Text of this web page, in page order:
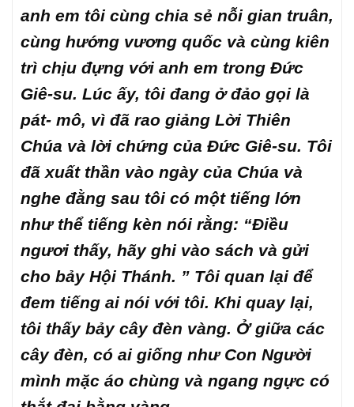
anh em tôi cùng chia sẻ nỗi gian truân,
cùng hướng vương quốc và cùng kiên
trì chịu đựng với anh em trong Đức
Giê-su. Lúc ấy, tôi đang ở đảo gọi là
pát- mô, vì đã rao giảng Lời Thiên
Chúa và lời chứng của Đức Giê-su. Tôi
đã xuất thần vào ngày của Chúa và
nghe đằng sau tôi có một tiếng lớn
như thể tiếng kèn nói rằng: “Điều
ngươi thấy, hãy ghi vào sách và gửi
cho bảy Hội Thánh. ” Tôi quan lại để
đem tiếng ai nói với tôi. Khi quay lại,
tôi thấy bảy cây đèn vàng. Ở giữa các
cây đèn, có ai giống như Con Người
mình mặc áo chùng và ngang ngực có